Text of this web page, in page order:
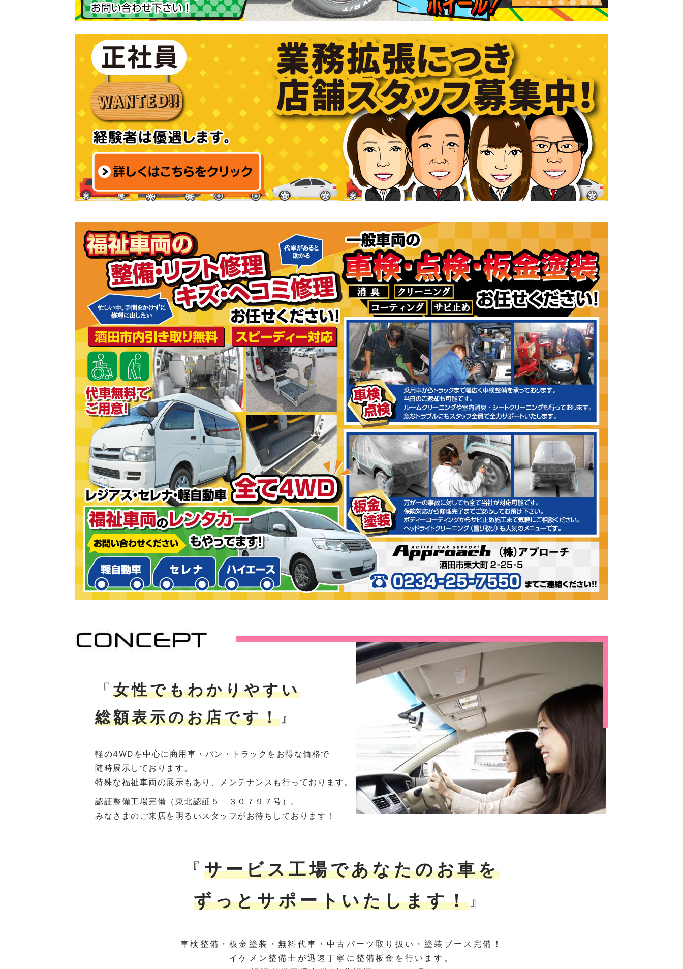
『 女性でもわかりやすい
総額表示のお店です！ 』
軽の4WDを中心に商用車・バン・トラックをお得な価格で
随時展示しております。
特殊な福祉車両の展示もあり、メンテナンスも行っております。
認証整備工場完備（東北認証５－３０７９７号）。
みなさまのご来店を明るいスタッフがお待ちしております！
『 サービス工場であなたのお車を
ずっとサポートいたします！ 』
車検整備・板金塗装・無料代車・中古パーツ取り扱い・塗装ブース完備！
イケメン整備士が迅速丁寧に整備板金を行います。